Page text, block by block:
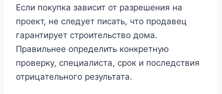
Если покупка зависит от разрешения на
проект, не следует писать, что продавец
гарантирует строительство дома.
Правильнее определить конкретную
проверку, специалиста, срок и последствия
отрицательного результата.